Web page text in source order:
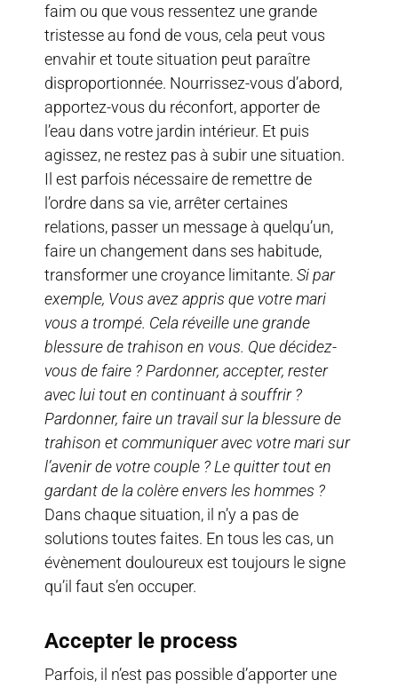
faim ou que vous ressentez une grande
tristesse au fond de vous, cela peut vous
envahir et toute situation peut paraître
disproportionnée. Nourrissez-vous d’abord,
apportez-vous du réconfort, apporter de
l’eau dans votre jardin intérieur. Et puis
agissez, ne restez pas à subir une situation.
Il est parfois nécessaire de remettre de
l’ordre dans sa vie, arrêter certaines
relations, passer un message à quelqu’un,
faire un changement dans ses habitude,
transformer une croyance limitante. Si par
exemple, Vous avez appris que votre mari
vous a trompé. Cela réveille une grande
blessure de trahison en vous. Que décidez-
vous de faire ? Pardonner, accepter, rester
avec lui tout en continuant à souffrir ?
Pardonner, faire un travail sur la blessure de
trahison et communiquer avec votre mari sur
l’avenir de votre couple ? Le quitter tout en
gardant de la colère envers les hommes ?
Dans chaque situation, il n’y a pas de
solutions toutes faites. En tous les cas, un
évènement douloureux est toujours le signe
qu’il faut s’en occuper.
Accepter le process
Parfois, il n’est pas possible d’apporter une